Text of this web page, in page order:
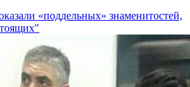
«поддельных» знаменитостей,